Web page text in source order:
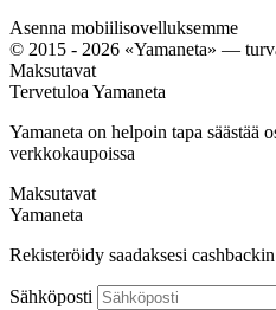
Asenna mobiilisovelluksemme
© 2015 - 2026 «Yamaneta» —
Maksutavat
Tervetuloa Yamaneta
Yamaneta on helpoin tapa säästää
verkkokaupoissa
Maksutavat
Yamaneta
Rekisteröidy saadaksesi
Sähköposti